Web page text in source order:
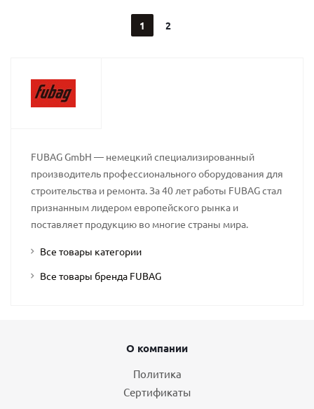
1 2
FUBAG GmbH — немецкий специализированный
производитель профессионального оборудования для
строительства и ремонта. За 40 лет работы FUBAG стал
признанным лидером европейского рынка и
поставляет продукцию во многие страны мира.
Все товары категории
Все товары бренда FUBAG
О компании
Политика
Сертификаты